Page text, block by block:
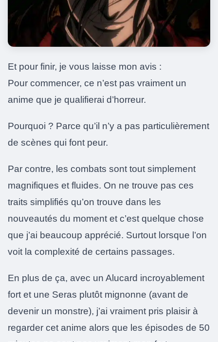
Et pour finir, je vous laisse mon avis :
Pour commencer, ce n’est pas vraiment un
anime que je qualifierai d’horreur.
Pourquoi ? Parce qu’il n’y a pas particulièrement
de scènes qui font peur.
Par contre, les combats sont tout simplement
magnifiques et fluides. On ne trouve pas ces
traits simplifiés qu’on trouve dans les
nouveautés du moment et c’est quelque chose
que j’ai beaucoup apprécié. Surtout lorsque l’on
voit la complexité de certains passages.
En plus de ça, avec un Alucard incroyablement
fort et une Seras plutôt mignonne (avant de
devenir un monstre), j’ai vraiment pris plaisir à
regarder cet anime alors que les épisodes de 50